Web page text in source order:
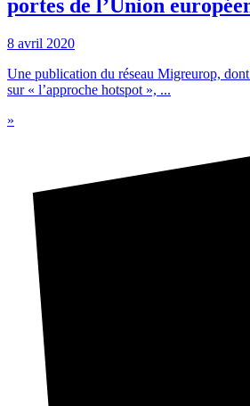
portes de l’Union
8 avril 2020
Une publication du réseau Migreurop,
sur « l’approche hotspot », ...
»